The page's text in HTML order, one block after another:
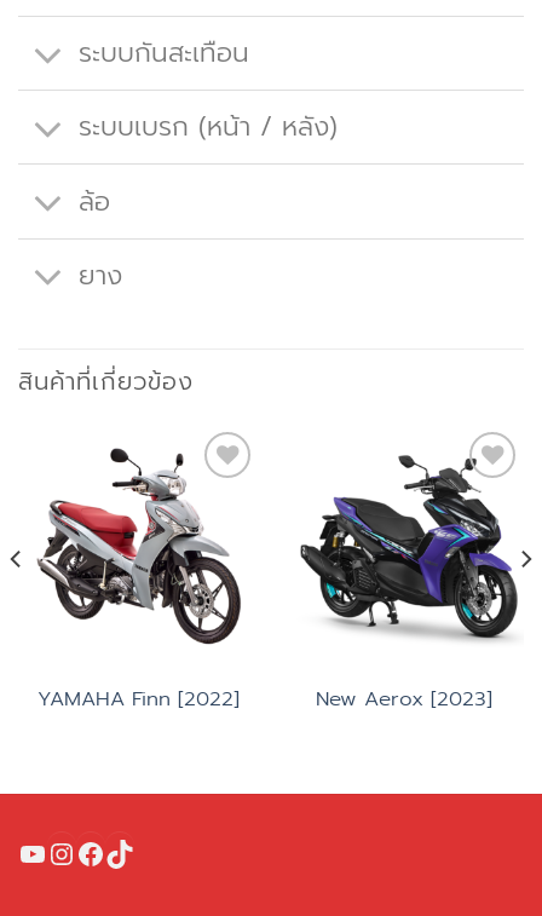
ระบบกันสะเทือน
ระบบเบรก (หน้า / หลัง)
ล้อ
ยาง
สินค้าที่เกี่ยวข้อง
Add to
wishlist
YAMAHA Finn [2022]
Add to
wishlist
New Aerox [2023]
YouTube
Instagram
Facebook